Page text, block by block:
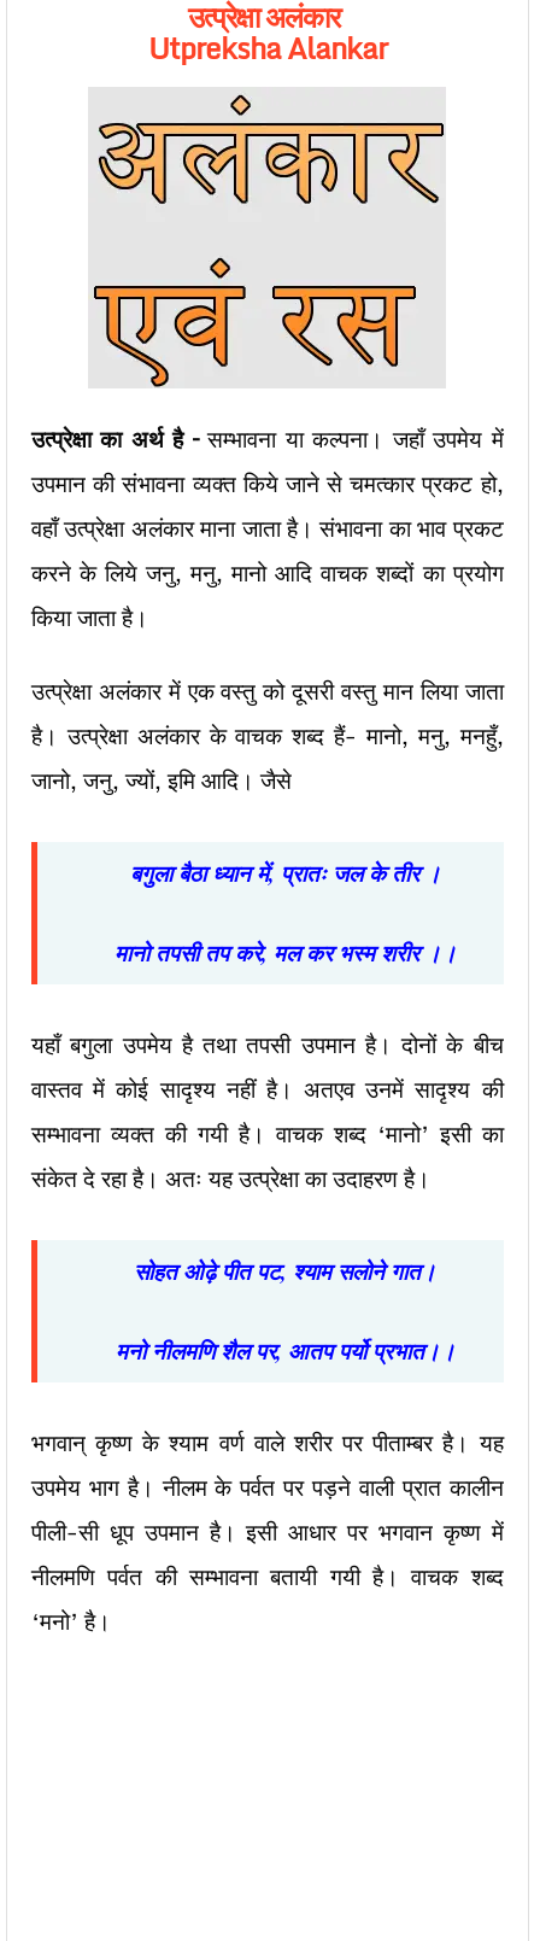
उत्प्रेक्षा अलंकार
Utpreksha Alankar
उत्प्रेक्षा का अर्थ है –सम्भावना या कल्पना। जहाँ उपमेय में
उपमान की संभावना व्यक्त किये जाने से चमत्कार प्रकट हो,
वहाँ उत्प्रेक्षा अलंकार माना जाता है। संभावना का भाव प्रकट
करने के लिये जनु, मनु, मानो आदि वाचक शब्दों का प्रयोग
किया जाता है।
उत्प्रेक्षा अलंकार में एक वस्तु को दूसरी वस्तु मान लिया जाता
है। उत्प्रेक्षा अलंकार के वाचक शब्द हैं- मानो, मनु, मनहुँ,
जानो, जनु, ज्यों, इमि आदि। जैसे
बगुला बैठा ध्यान में, प्रातः जल के तीर ।
मानो तपसी तप करे, मल कर भस्म शरीर ।।
यहाँ बगुला उपमेय है तथा तपसी उपमान है। दोनों के बीच
वास्तव में कोई सादृश्य नहीं है। अतएव उनमें सादृश्य की
सम्भावना व्यक्त की गयी है। वाचक शब्द ‘मानो’ इसी का
संकेत दे रहा है। अतः यह उत्प्रेक्षा का उदाहरण है।
सोहत ओढ़े पीत पट, श्याम सलोने गात।
मनो नीलमणि शैल पर, आतप पर्यो प्रभात।।
भगवान् कृष्ण के श्याम वर्ण वाले शरीर पर पीताम्बर है। यह
उपमेय भाग है। नीलम के पर्वत पर पड़ने वाली प्रात कालीन
पीली-सी धूप उपमान है। इसी आधार पर भगवान कृष्ण में
नीलमणि पर्वत की सम्भावना बतायी गयी है। वाचक शब्द
‘मनो’ है।